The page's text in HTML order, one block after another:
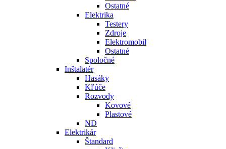
Ostatné
Elektrika
Testery
Zdroje
Elektromobil
Ostatné
Spoločné
Inštalatér
Hasáky
Kľúče
Rozvody
Kovové
Plastové
ND
Elektrikár
Štandard